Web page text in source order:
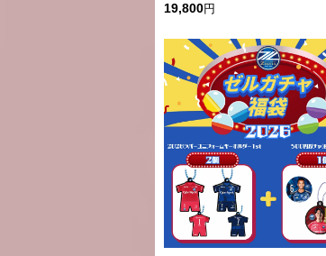
19,800円